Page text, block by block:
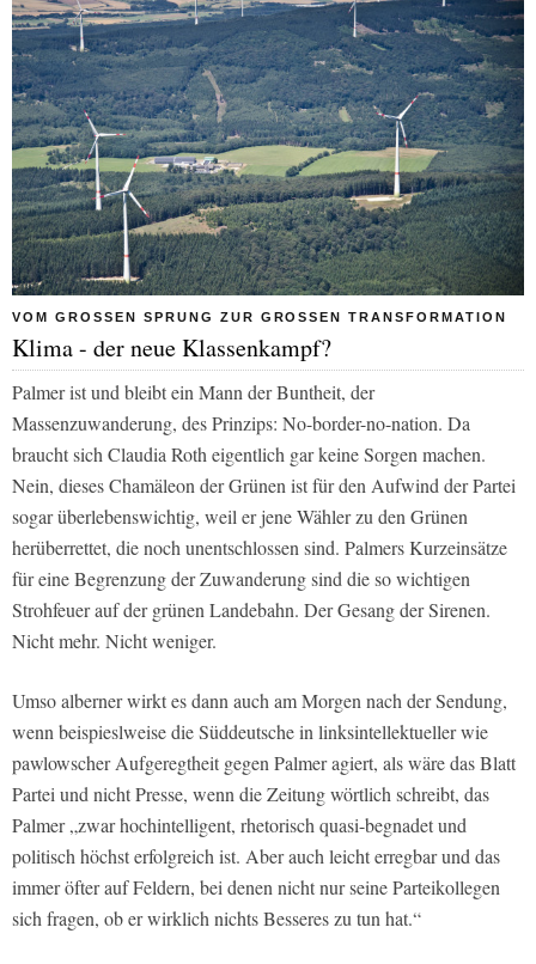
VOM GROSSEN SPRUNG ZUR GROSSEN TRANSFORMATION
Klima - der neue Klassenkampf?
Palmer ist und bleibt ein Mann der Buntheit, der
Massenzuwanderung, des Prinzips: No-border-no-nation. Da
braucht sich Claudia Roth eigentlich gar keine Sorgen machen.
Nein, dieses Chamäleon der Grünen ist für den Aufwind der Partei
sogar überlebenswichtig, weil er jene Wähler zu den Grünen
herüberrettet, die noch unentschlossen sind. Palmers Kurzeinsätze
für eine Begrenzung der Zuwanderung sind die so wichtigen
Strohfeuer auf der grünen Landebahn. Der Gesang der Sirenen.
Nicht mehr. Nicht weniger.
Umso alberner wirkt es dann auch am Morgen nach der Sendung,
wenn beispieslweise die Süddeutsche in linksintellektueller wie
pawlowscher Aufgeregtheit gegen Palmer agiert, als wäre das Blatt
Partei und nicht Presse, wenn die Zeitung wörtlich schreibt, das
Palmer „zwar hochintelligent, rhetorisch quasi-begnadet und
politisch höchst erfolgreich ist. Aber auch leicht erregbar und das
immer öfter auf Feldern, bei denen nicht nur seine Parteikollegen
sich fragen, ob er wirklich nichts Besseres zu tun hat.“